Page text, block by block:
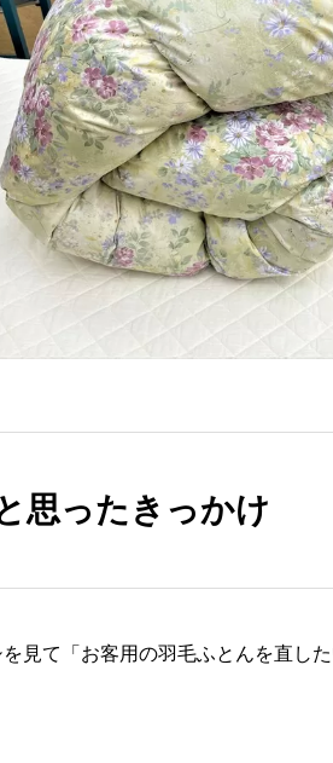
思ったきっかけ
見て「お客用の羽毛ふとんを直し